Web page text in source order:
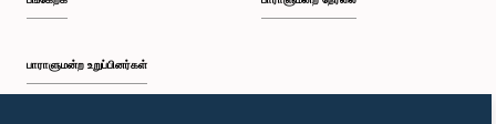
பாராளுமன்ற உறுப்பினர்கள்